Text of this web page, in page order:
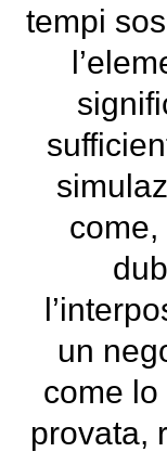
tempi
come,
un
come
provata,